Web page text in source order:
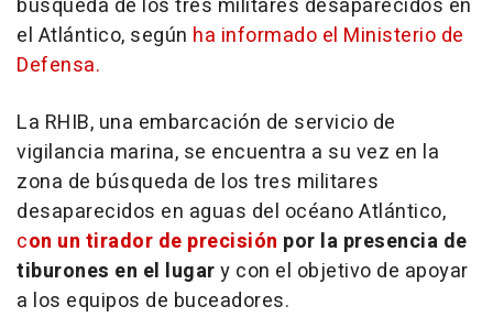
búsqueda de los tres militares desaparecidos en
el Atlántico, según ha informado el Ministerio de
Defensa.
La RHIB, una embarcación de servicio de
vigilancia marina, se encuentra a su vez en la
zona de búsqueda de los tres militares
desaparecidos en aguas del océano Atlántico,
con un tirador de precisión por la presencia de
tiburones en el lugary con el objetivo de apoyar
a los equipos de buceadores.